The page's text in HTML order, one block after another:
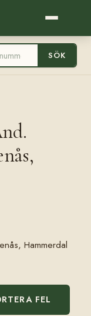
SÖK
Hammerdal
FEL